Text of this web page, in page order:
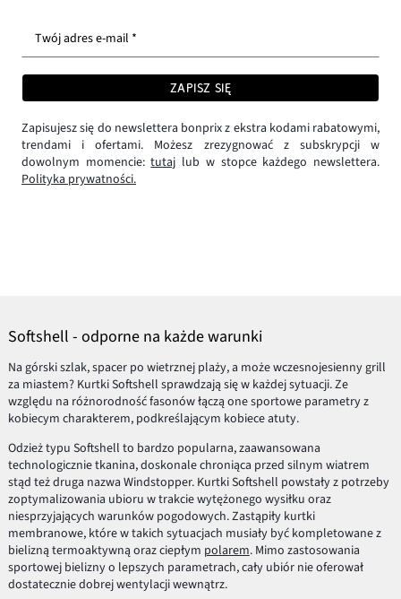
Twój adres e-mail *
ZAPISZ SIĘ
Zapisujesz się do newslettera bonprix z ekstra kodami rabatowymi,
trendami i ofertami. Możesz zrezygnować z subskrypcji w
dowolnym momencie:tutaj lub w stopce każdego newslettera.
Polityka prywatności.
Softshell - odporne na każde warunki
Na górski szlak, spacer po wietrznej plaży, a może wczesnojesienny grill
za miastem? Kurtki Softshell sprawdzają się w każdej sytuacji. Ze
względu na różnorodność fasonów łączą one sportowe parametry z
kobiecym charakterem, podkreślającym kobiece atuty.
Odzież typu Softshell to bardzo popularna, zaawansowana
technologicznie tkanina, doskonale chroniąca przed silnym wiatrem
stąd też druga nazwa Windstopper. Kurtki Softshell powstały z potrzeby
zoptymalizowania ubioru w trakcie wytężonego wysiłku oraz
niesprzyjających warunków pogodowych. Zastąpiły kurtki
membranowe, które w takich sytuacjach musiały być kompletowane z
bielizną termoaktywną oraz ciepłym polarem. Mimo zastosowania
sportowej bielizny o lepszych parametrach, cały ubiór nie oferował
dostatecznie dobrej wentylacji wewnątrz.